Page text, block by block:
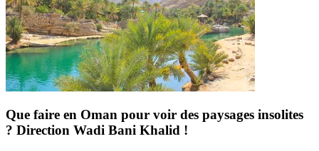
Que faire en Oman pour voir des paysages insolites
? Direction Wadi Bani Khalid !